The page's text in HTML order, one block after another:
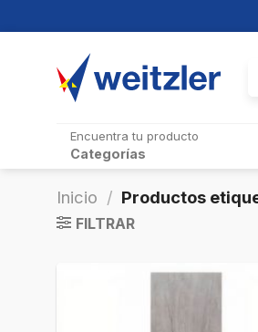
Encuentra tu producto
Categorías
Inicio / Productos
FILTRAR